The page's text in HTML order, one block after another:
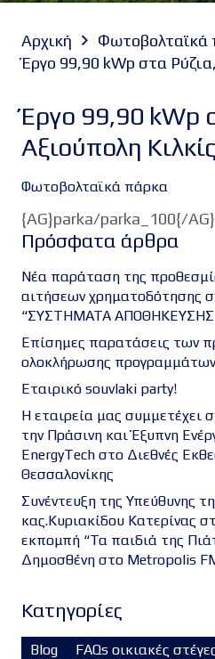
Αρχική
Φωτοβολταϊκά
Έργο 99,90 kWp στα
Πρόσφατα άρθρα
Νέα παράταση της
αιτήσεων χρηματοδότησης
“ΣΥΣΤΗΜΑΤΑ ΑΠΟΘΗΚΕΥΣΗΣ
Επίσημες παρατάσεις των
ολοκλήρωσης
Εταιρικό souvlaki party!
Η εταιρεία μας συμμετέχει
την Πράσινη και Έξυπνη
EnergyTech στο Διεθνές
Θεσσαλονίκης
Συνέντευξη της Υπεύθυνης
κας.Κυριακίδου Κατερίνας
εκπομπή “Τα παιδιά της
Δημοσθένη στο Metropolis
Kατηγορίες
Blog FAQs οικιακές
Έργο 99,90 kWp
Αξιούπολη Κιλκίς
Φωτοβολταϊκά πάρκα
{AG}parka/parka_100{/AG}